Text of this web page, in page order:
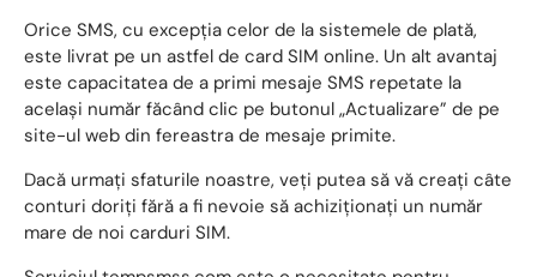
Orice SMS, cu excepția celor de la sistemele de plată,
este livrat pe un astfel de card SIM online. Un alt avantaj
este capacitatea de a primi mesaje SMS repetate la
același număr făcând clic pe butonul „Actualizare” de pe
site-ul web din fereastra de mesaje primite.
Dacă urmați sfaturile noastre, veți putea să vă creați câte
conturi doriți fără a fi nevoie să achiziționați un număr
mare de noi carduri SIM.